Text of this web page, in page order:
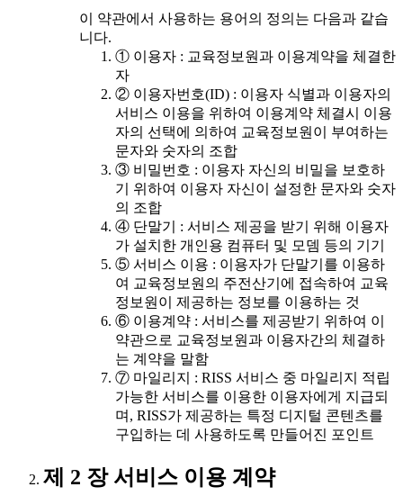
이 약관에서 사용하는 용어의 정의는 다음과 같습
니다.
① 이용자 : 교육정보원과 이용계약을 체결한
자
② 이용자번호(ID) : 이용자 식별과 이용자의
서비스 이용을 위하여 이용계약 체결시 이용
자의 선택에 의하여 교육정보원이 부여하는
문자와 숫자의 조합
③ 비밀번호 : 이용자 자신의 비밀을 보호하
기 위하여 이용자 자신이 설정한 문자와 숫자
의 조합
④ 단말기 : 서비스 제공을 받기 위해 이용자
가 설치한 개인용 컴퓨터 및 모뎀 등의 기기
⑤ 서비스 이용 : 이용자가 단말기를 이용하
여 교육정보원의 주전산기에 접속하여 교육
정보원이 제공하는 정보를 이용하는 것
⑥ 이용계약 : 서비스를 제공받기 위하여 이
약관으로 교육정보원과 이용자간의 체결하
는 계약을 말함
⑦ 마일리지 : RISS 서비스 중 마일리지 적립
가능한 서비스를 이용한 이용자에게 지급되
며, RISS가 제공하는 특정 디지털 콘텐츠를
구입하는 데 사용하도록 만들어진 포인트
제 2 장 서비스 이용 계약